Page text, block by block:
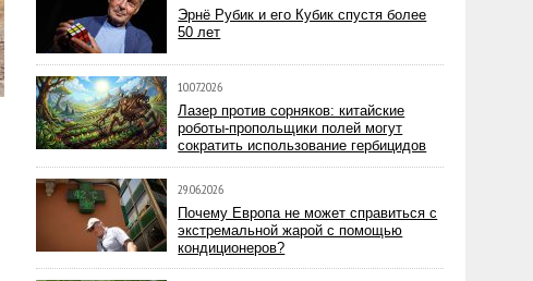
Эрнё Рубик и его Кубик спустя более
50 лет
10.07.2026
Лазер против сорняков: китайские
роботы-пропольщики полей могут
сократить использование гербицидов
29.06.2026
Почему Европа не может справиться с
экстремальной жарой с помощью
кондиционеров?